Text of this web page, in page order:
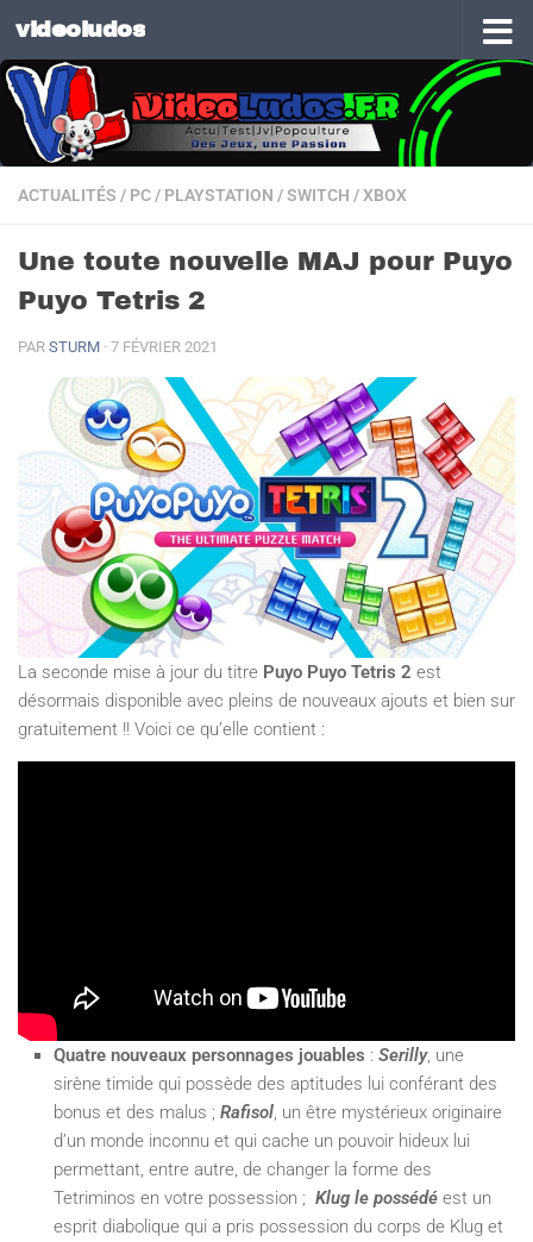
Skip to content
videoludos
ACTUALITÉS / PC/ PLAYSTATION /SWITCH /XBOX
Une toute nouvelle MAJ pour Puyo
Puyo Tetris 2
PAR STURM · 7 FÉVRIER 2021
La seconde mise à jour du titre Puyo Puyo Tetris 2 est
désormais disponible avec pleins de nouveaux ajouts et bien sur
gratuitement !! Voici ce qu’elle contient :
Quatre nouveaux personnages jouables : Serilly, une
sirène timide qui possède des aptitudes lui conférant des
bonus et des malus ; Rafisol, un être mystérieux originaire
d’un monde inconnu et qui cache un pouvoir hideux lui
permettant, entre autre, de changer la forme des
Tetriminos en votre possession ; Klug le possédé est un
esprit diabolique qui a pris possession du corps de Klug et